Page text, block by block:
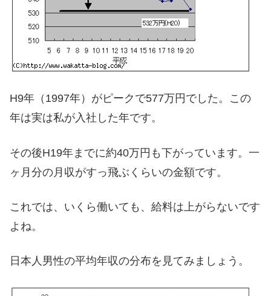
H9年（1997年）がピークで577万円でした。この
年は実は私が入社した年です。
その後H19年までに約40万円も下がっています。一
ヶ月分の月収がすっ飛ぶくらいの金額です。
これでは、いくら働いても、給料は上がらないです
よね。
日本人男性の平均年収の分布を見てみましょう。